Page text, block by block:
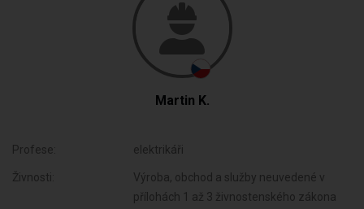
Martin K.
Profese: elektrikáři
Živnosti:
Výroba, obchod a služby neuvedené v
přílohách 1 až 3 živnostenského zákona